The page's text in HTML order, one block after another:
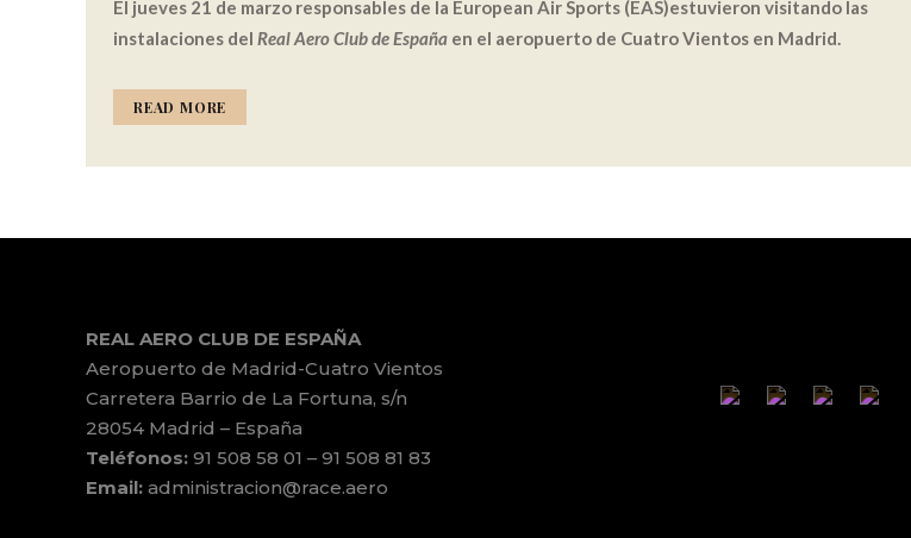
El jueves 21 de marzo responsables de la European Air Sports (EAS)estuvieron visitando las
instalaciones del Real Aero Club de España en el aeropuerto de Cuatro Vientos en Madrid.
READ MORE
REAL AERO CLUB DE ESPAÑA
Aeropuerto de Madrid-Cuatro Vientos
Carretera Barrio de La Fortuna, s/n
28054 Madrid – España
Teléfonos: 91 508 58 01 – 91 508 81 83
Email: administracion@race.aero